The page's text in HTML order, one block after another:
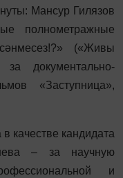
Мансур Гилязов
полнометражные
(«Живы
документально-
«Заступница»,
качестве кандидата
– за научную
и